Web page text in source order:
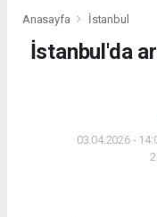
Anasayfa İstanbul
İstanbul'da
03.04.2026 -